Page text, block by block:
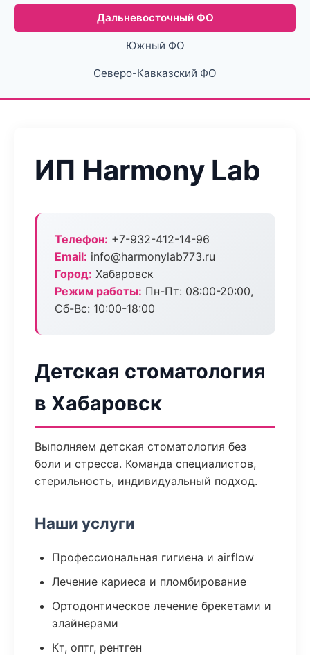
Дальневосточный ФО
Южный ФО
Северо-Кавказский ФО
ИП Harmony Lab
Телефон: +7-932-412-14-96
Email: info@harmonylab773.ru
Город: Хабаровск
Режим работы: Пн-Пт: 08:00-20:00,
Сб-Вс: 10:00-18:00
Детская стоматология
в Хабаровск
Выполняем детская стоматология без
боли и стресса. Команда специалистов,
стерильность, индивидуальный подход.
Наши услуги
Профессиональная гигиена и airflow
Лечение кариеса и пломбирование
Ортодонтическое лечение брекетами и
элайнерами
Кт, оптг, рентген